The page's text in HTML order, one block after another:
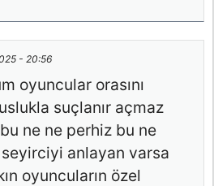
- 20:56
oyuncular orasını
suçlanır açmaz
ne ne perhiz bu ne
anlayan varsa
oyuncuların özel